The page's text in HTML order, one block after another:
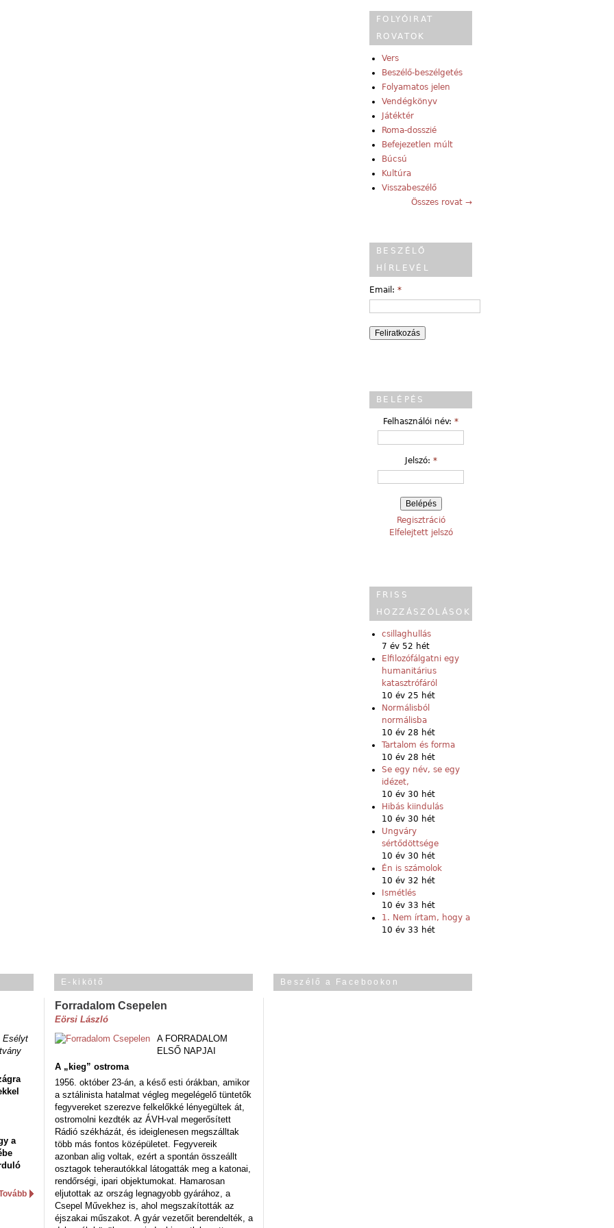
FOLYÓIRAT
ROVATOK
Vers
Beszélő-beszélgetés
Folyamatos jelen
Vendégkönyv
Játéktér
Roma-dosszié
Befejezetlen múlt
Búcsú
Kultúra
Visszabeszélő
Összes rovat →
BESZÉLŐ
HÍRLEVÉL
Email: *
BELÉPÉS
Felhasználói név: *
Jelszó: *
Regisztráció
Elfelejtett jelszó
FRISS
HOZZÁSZÓLÁSOK
csillaghullás
7 év 52 hét
Elfilozófálgatni egy
humanitárius
katasztrófáról
10 év 25 hét
Normálisból
normálisba
10 év 28 hét
Tartalom és forma
10 év 28 hét
Se egy név, se egy
idézet,
10 év 30 hét
Hibás kiindulás
10 év 30 hét
Ungváry
sértődöttsége
10 év 30 hét
Én is számolok
10 év 32 hét
Ismétlés
10 év 33 hét
1. Nem írtam, hogy a
10 év 33 hét
Esélyt
a
E-kikötő
Forradalom Csepelen
Eörsi László
A FORRADALOM
ELSŐ NAPJAI
A „kieg” ostroma
1956. október 23-án, a késő esti órákban, amikor
a sztálinista hatalmat végleg megelégelő tüntetők
fegyvereket szerezve felkelőkké lényegültek át,
ostromolni kezdték az ÁVH-val megerősített
Rádió székházát, és ideiglenesen megszálltak
több más fontos középületet. Fegyvereik
azonban alig voltak, ezért a spontán összeállt
osztagok teherautókkal látogatták meg a katonai,
rendőrségi, ipari objektumokat. Hamarosan
eljutottak az ország legnagyobb gyárához, a
Csepel Művekhez is, ahol megszakították az
éjszakai műszakot. A gyár vezetőit berendelték, a
Beszélő a Facebookon